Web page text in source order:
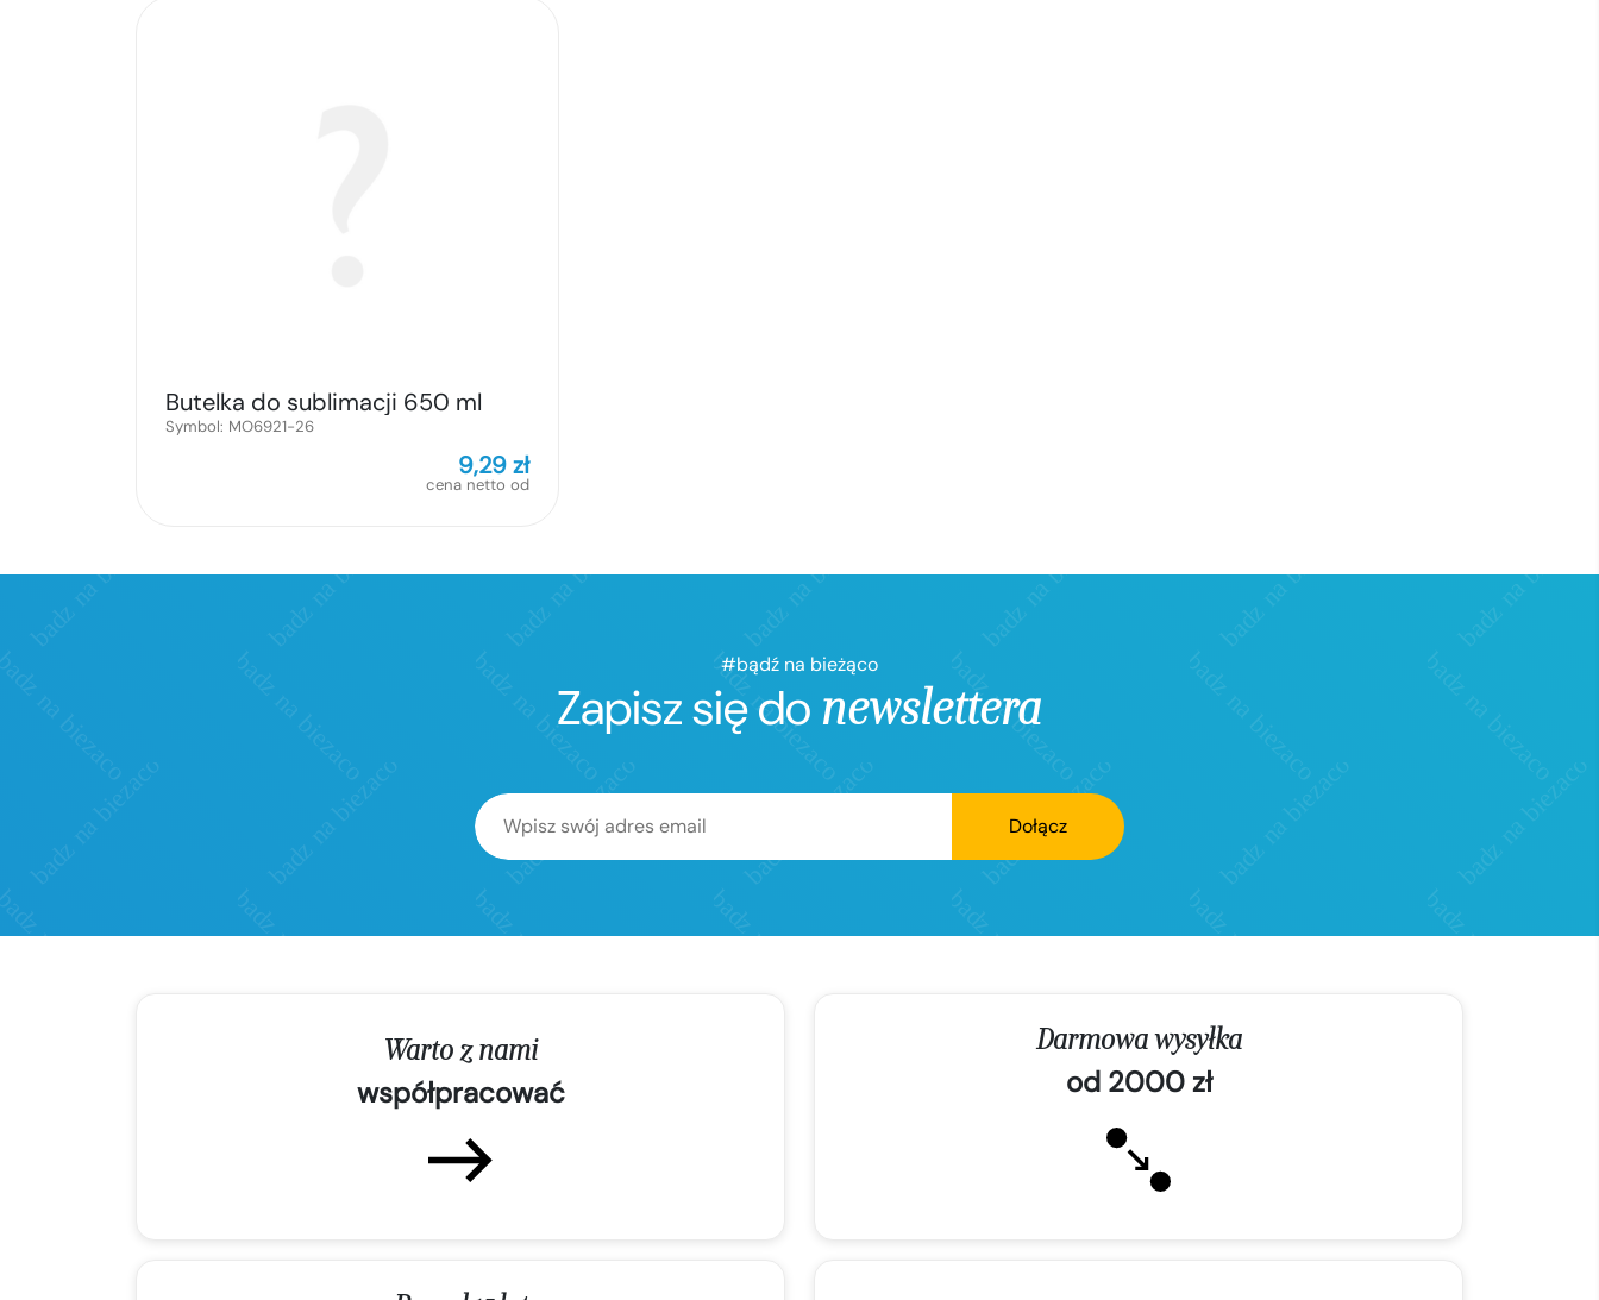
Butelka do sublimacji 650 ml
Symbol: MO6921-26
9,29zł
cena netto od
#bądź na bieżąco
Zapisz się do newslettera
Dołącz
Warto z nami
współpracować
Darmowa wysyłka
od 2000 zł